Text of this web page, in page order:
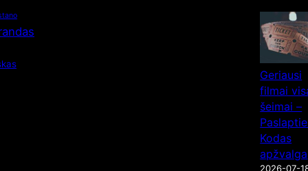
Geriausi
filmai
šeimai –
Kodas
apžvalga
2026-07-